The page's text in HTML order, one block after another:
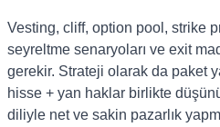
Vesting, cliff, option pool, strike
seyreltme senaryoları ve exit
gerekir. Strateji olarak da paket
hisse + yan haklar birlikte
diliyle net ve sakin pazarlık